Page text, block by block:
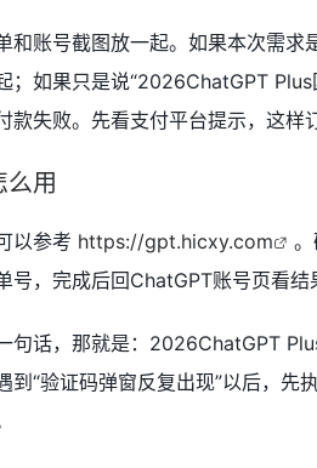
和账号截图放一起。如果本次需求
；如果只是说“2026ChatGPT
款失败。先看支付平台提示，这样
么用
以参考 https://gpt.hicxy.com
号，完成后回ChatGPT账号页看结
句话，那就是：2026ChatGPT
到“验证码弹窗反复出现”以后，先